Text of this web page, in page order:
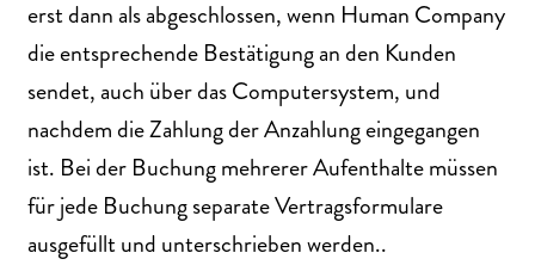
erst dann als abgeschlossen, wenn Human Company
die entsprechende Bestätigung an den Kunden
sendet, auch über das Computersystem, und
nachdem die Zahlung der Anzahlung eingegangen
ist. Bei der Buchung mehrerer Aufenthalte müssen
für jede Buchung separate Vertragsformulare
ausgefüllt und unterschrieben werden..